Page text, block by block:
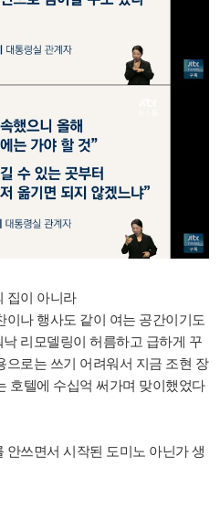
집이 아니라
나 행사도 같이 여는 공간이기도
리모델링이 허름하고 급하게 꾸
으로는 쓰기 어려워서 지금 조현 장
호텔에 수십억 써가며 맞이했었다
쓰면서 시작된 도미노 아닌가 생